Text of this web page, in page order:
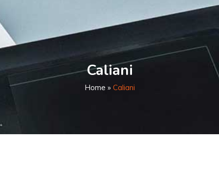
Caliani
Home » Caliani